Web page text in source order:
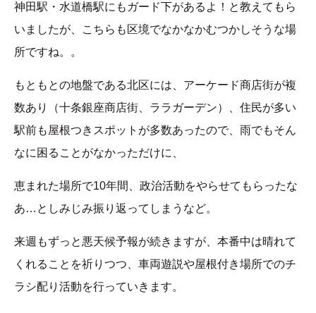
神田駅・水道橋駅にもガード下があるよ！と教えてもら
いましたが、こちらも区境でなかなかむつかしそうな場
所ですね。。
もともとの地盤である北区には、アーケード商店街が複
数あり（十条銀座商店街、ララガーデン）、住民が多い
駅前も屋根つきスポットが多数あったので、雨でもそん
なに困ることがなかっただけに、
恵まれた場所で10年間、政治活動をやらせてもらったな
あ…としみじみ振り返ってしまうなど。
来週もずっと悪天候予報が続きますが、本番中は晴れて
くれることを祈りつつ、車両遊説や屋根付き場所でのチ
ラシ配り活動を行っていきます。